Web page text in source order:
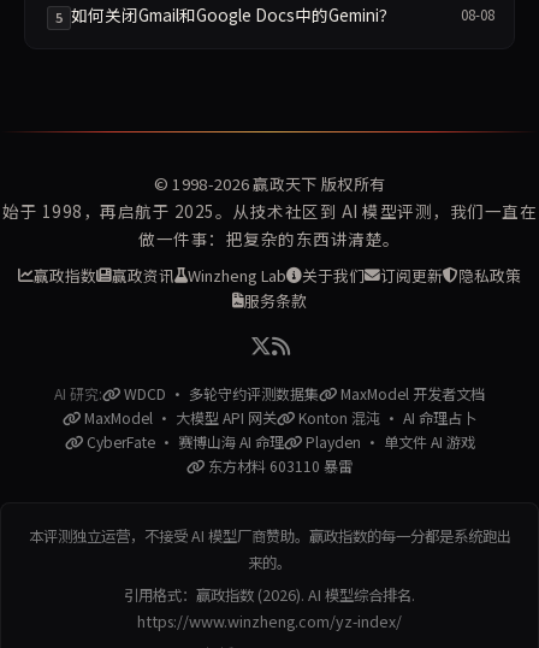
5 如何关闭Gmail和Google Docs中的Gemini？ 08-08
© 1998-2026赢政天下 版权所有
始于 1998，再启航于 2025。从技术社区到 AI 模型评测，我们一直在
做一件事：把复杂的东西讲清楚。
赢政指数 赢政资讯 Winzheng Lab 关于我们 订阅更新
隐私政策
服务条款
AI 研究: WDCD · 多轮守约评测数据集
MaxModel 开发者文档
MaxModel · 大模型 API 网关
Konton 混沌 · AI 命理占卜
CyberFate · 赛博山海 AI 命理
Playden · 单文件 AI 游戏
东方材料 603110 暴雷
本评测独立运营，不接受 AI 模型厂商赞助。赢政指数的每一分都是系统跑出
来的。
引用格式：赢政指数 (2026). AI 模型综合排名.
https://www.winzheng.com/yz-index/